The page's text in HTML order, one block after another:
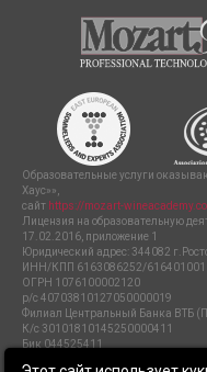
Образовательные услуги
Хаус»»,
сайт https://mozart-
Лицензия на образовательную
17.02.2016, приложение 1
Юридический адрес: 344082
ИНН/КПП 6163086252/616401001
ОГРН 1076100002120
р/с 40703810127050000019
Филиал Центральный Банка ВТБ
К/с 30101810145250000411
Бик 044525411